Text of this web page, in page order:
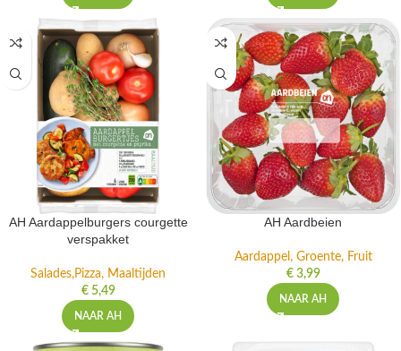
AH Aardappelburgers courgette
verspakket
Salades,Pizza, Maaltijden
€5,49
NAAR AH
AH Aardbeien
Aardappel, Groente, Fruit
€3,99
NAAR AH